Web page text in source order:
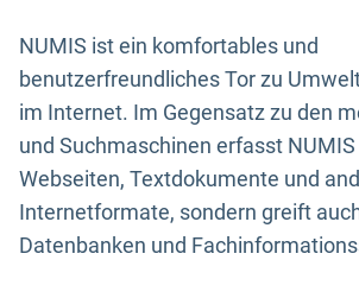
NUMIS ist ein komfortables und
benutzerfreundliches Tor zu
im Internet. Im Gegensatz zu den
und Suchmaschinen erfasst
Webseiten, Textdokumente und
Internetformate, sondern greift
Datenbanken und